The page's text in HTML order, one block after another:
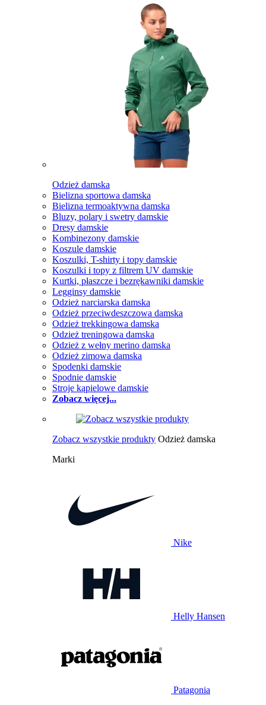
Odzież damska
Bielizna sportowa damska
Bielizna termoaktywna damska
Bluzy, polary i swetry damskie
Dresy damskie
Kombinezony damskie
Koszule damskie
Koszulki, T-shirty i topy damskie
Koszulki i topy z filtrem UV damskie
Kurtki, płaszcze i bezrękawniki damskie
Legginsy damskie
Odzież narciarska damska
Odzież przeciwdeszczowa damska
Odzież trekkingowa damska
Odzież treningowa damska
Odzież z wełny merino damska
Odzież zimowa damska
Spodenki damskie
Spodnie damskie
Stroje kąpielowe damskie
Zobacz więcej...
Zobacz wszystkie produkty Odzież damska
Marki
Nike
Helly Hansen
Patagonia